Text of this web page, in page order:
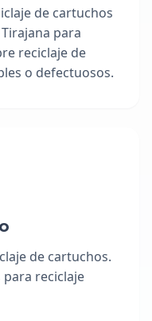
de cartuchos
para
reciclaje de
o defectuosos.
de cartuchos.
para reciclaje